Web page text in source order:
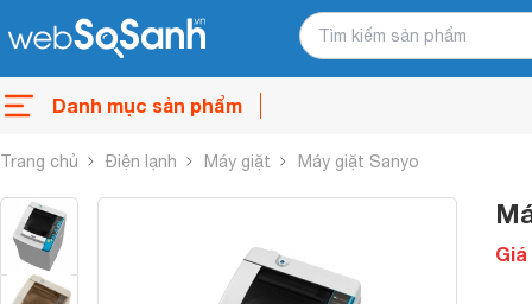
Danh mục sản phẩm
Trang chủ Điện lạnh Máy giặt Máy giặt Sanyo
Giá